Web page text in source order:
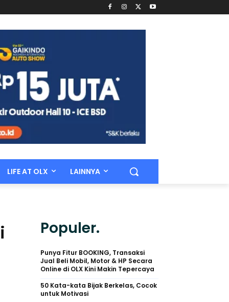
LIFE AT OLX LAINNYA
Populer.
Punya Fitur BOOKING, Transaksi
Jual Beli Mobil, Motor & HP Secara
Online di OLX Kini Makin Tepercaya
50 Kata-kata Bijak Berkelas, Cocok
untuk Motivasi